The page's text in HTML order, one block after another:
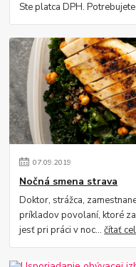
Ste platca DPH.
07.09.2019
Nočná smena strava
Doktor, strážca,
príkladov povolaní, ktoré
jesť pri práci v noc...čítať